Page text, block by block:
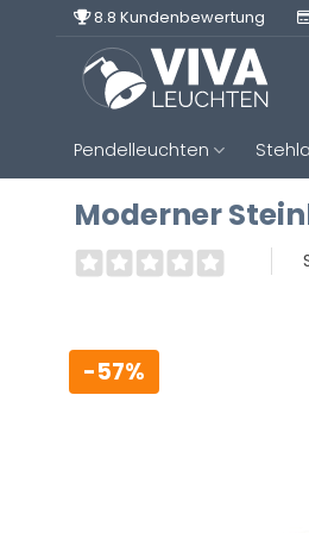
8.8 Kundenbewertung
Pendelleuchten
Moderner
-57%